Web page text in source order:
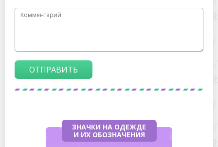
ОТПРАВИТЬ
ЗНАЧКИ НА ОДЕЖДЕ
И ИХ ОБОЗНАЧЕНИЯ